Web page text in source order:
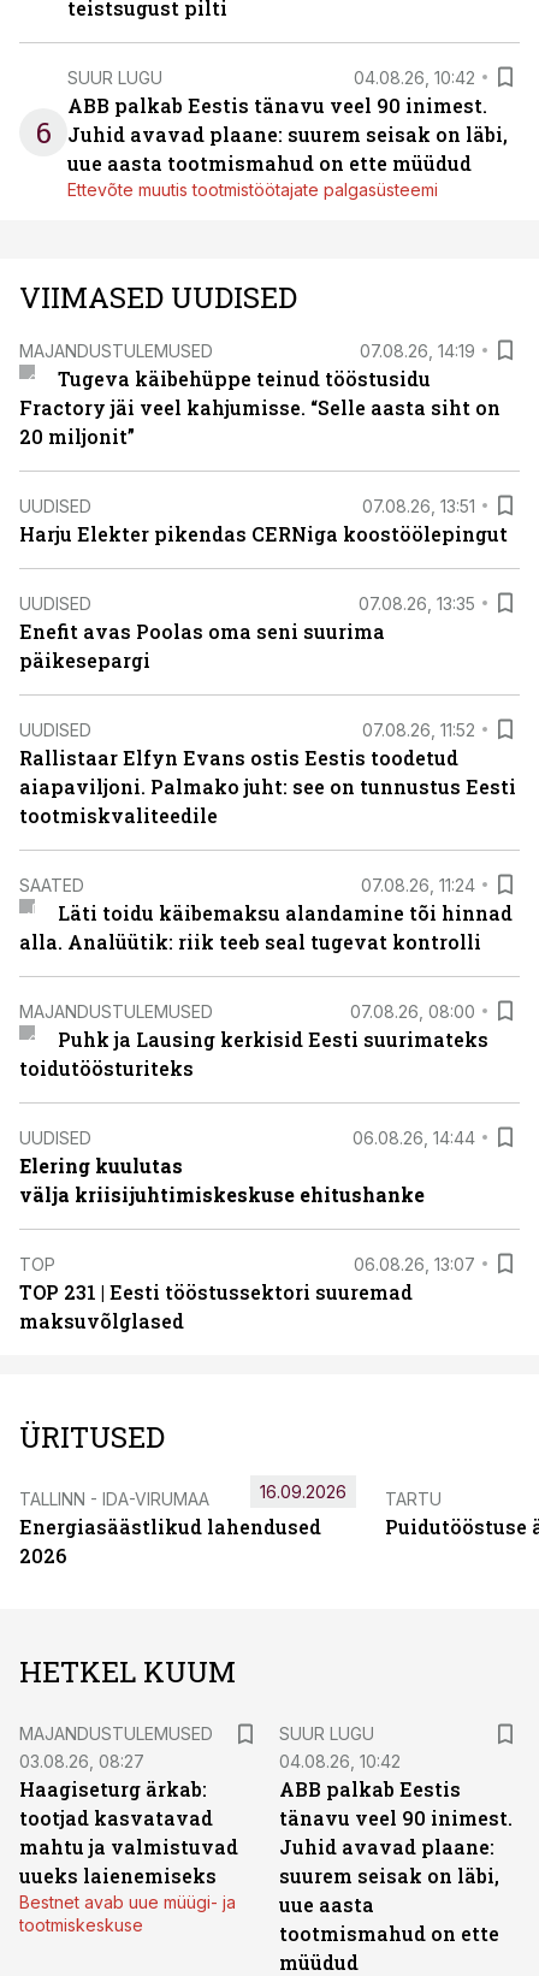
teistsugust pilti
6
SUUR LUGU 04.08.26, 10:42
ABB palkab Eestis tänavu veel 90 inimest.
Juhid avavad plaane: suurem seisak on läbi,
uue aasta tootmismahud on ette müüdud
Ettevõte muutis tootmistöötajate palgasüsteemi
VIIMASED UUDISED
MAJANDUSTULEMUSED 07.08.26, 14:19
Tugeva käibehüppe teinud tööstusidu
Fractory jäi veel kahjumisse. “Selle aasta siht on
20 miljonit”
UUDISED 07.08.26, 13:51
Harju Elekter pikendas CERNiga koostöölepingut
UUDISED 07.08.26, 13:35
Enefit avas Poolas oma seni suurima
päikesepargi
UUDISED 07.08.26, 11:52
Rallistaar Elfyn Evans ostis Eestis toodetud
aiapaviljoni. Palmako juht: see on tunnustus Eesti
tootmiskvaliteedile
SAATED 07.08.26, 11:24
Läti toidu käibemaksu alandamine tõi hinnad
alla. Analüütik: riik teeb seal tugevat kontrolli
MAJANDUSTULEMUSED 07.08.26, 08:00
Puhk ja Lausing kerkisid Eesti suurimateks
toidutöösturiteks
UUDISED 06.08.26, 14:44
Elering kuulutas
välja kriisijuhtimiskeskuse ehitushanke
TOP 06.08.26, 13:07
TOP 231 | Eesti tööstussektori suuremad
maksuvõlglased
ÜRITUSED
TALLINN - IDA-VIRUMAA
Energiasäästlikud lahendused
2026
16.09.2026 TARTU
Puidutööstuse
HETKEL KUUM
MAJANDUSTULEMUSED
03.08.26, 08:27
Haagiseturg ärkab:
tootjad kasvatavad
mahtu ja valmistuvad
uueks laienemiseks
Bestnet avab uue müügi- ja
tootmiskeskuse
SUUR LUGU
04.08.26, 10:42
ABB palkab Eestis
tänavu veel 90 inimest.
Juhid avavad plaane:
suurem seisak on läbi,
uue aasta
tootmismahud on ette
müüdud